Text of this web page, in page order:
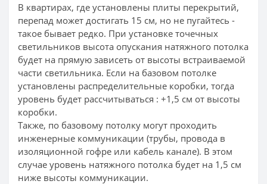
В квартирах, где установлены плиты перекрытий,
перепад может достигать 15 см, но не пугайтесь -
такое бывает редко. При установке точечных
светильников высота опускания натяжного потолка
будет на прямую зависеть от высоты встраиваемой
части светильника. Если на базовом потолке
установлены распределительные коробки, тогда
уровень будет рассчитываться : +1,5 см от высоты
коробки.
Также, по базовому потолку могут проходить
инженерные коммуникации (трубы, провода в
изоляционной гофре или кабель канале). В этом
случае уровень натяжного потолка будет на 1,5 см
ниже высоты коммуникации.